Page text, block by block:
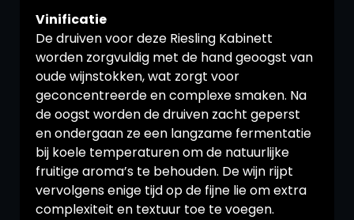
Vinificatie
De druiven voor deze Riesling Kabinett
worden zorgvuldig met de hand geoogst van
oude wijnstokken, wat zorgt voor
geconcentreerde en complexe smaken. Na
de oogst worden de druiven zacht geperst
en ondergaan ze een langzame fermentatie
bij koele temperaturen om de natuurlijke
fruitige aroma’s te behouden. De wijn rijpt
vervolgens enige tijd op de fijne lie om extra
complexiteit en textuur toe te voegen.